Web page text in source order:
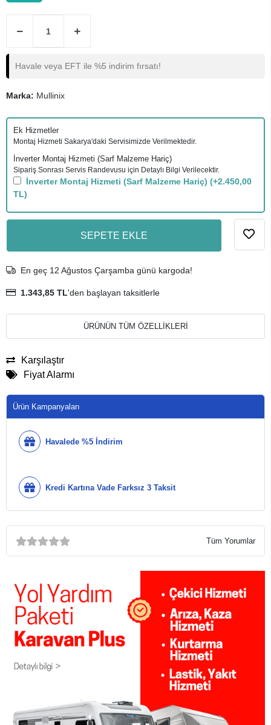
Havale veya EFT ile %5 indirim fırsatı!
Marka: Mullinix
Ek Hizmetler
Montaj Hizmeti Sakarya'daki Servisimizde Verilmektedir.
İnverter Montaj Hizmeti (Sarf Malzeme Hariç)
Sipariş Sonrası Servis Randevusu için Detaylı Bilgi Verilecektir.
İnverter Montaj Hizmeti (Sarf Malzeme Hariç) (+2.450,00
TL)
SEPETE EKLE
En geç 12 Ağustos Çarşamba günü kargoda!
1.343,85 TL'den başlayan taksitlerle
ÜRÜNÜN TÜM ÖZELLİKLERİ
Karşılaştır
Fiyat Alarmı
Ürün Kampanyaları
Havalede %5 İndirim
Kredi Kartına Vade Farksız 3 Taksit
Tüm Yorumlar